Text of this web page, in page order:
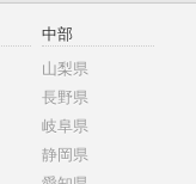
中部
山梨県
長野県
岐阜県
静岡県